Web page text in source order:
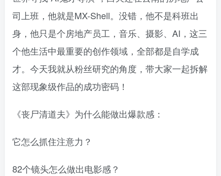
司上班，他就是MX-Shell。没错，他不是科班出
身，他只是个房地产员工，音乐、摄影、AI，这三
个他生活中最重要的创作领域，全部都是自学成
才。今天我就从粉丝研究的角度，带大家一起拆解
这部现象级作品的成功密码！
《丧尸清道夫》为什么能做出爆款感：
它怎么抓住注意力？
82个镜头怎么做出电影感？